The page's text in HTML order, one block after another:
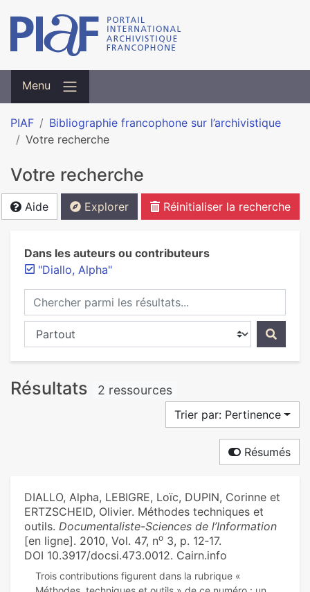
Menu
PIAF
Bibliographie francophone sur l’archivistique
Votre recherche
Votre recherche
Aide Explorer Réinitialiser la recherche
Dans les auteurs ou contributeurs
"Diallo, Alpha"
Chercher parmi les résultats...
Chercher dans...
Résultats 2 ressources
Trier par: Pertinence
Résumés
DIALLO, Alpha, LEBIGRE, Loïc, DUPIN, Corinne et
ERTZSCHEID, Olivier. Méthodes techniques et
outils. Documentaliste-Sciences de l’Information
[en ligne]. 2010, Vol. 47, no 3, p. 12‑17.
DOI 10.3917/docsi.473.0012. Cairn.info
Trois contributions figurent dans la rubrique «